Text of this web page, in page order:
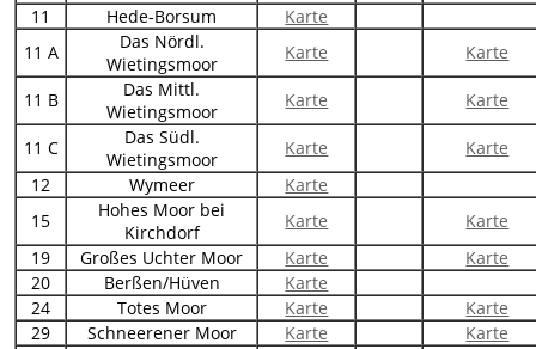
11
Hede-Borsum
Karte
11 A
Das Nördl.
Wietingsmoor
Karte Karte
11 B
Das Mittl.
Wietingsmoor
Karte Karte
11 C
Das Südl.
Wietingsmoor
Karte
Karte
12
Wymeer
Karte
15
Hohes Moor bei
Kirchdorf
Karte
Karte
19
Großes Uchter Moor Karte
Karte
20
Berßen/Hüven
Karte
24
Totes Moor Karte
Karte
29
Schneerener Moor Karte
Karte